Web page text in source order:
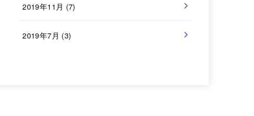
2019年11月 (7)
2019年7月 (3)